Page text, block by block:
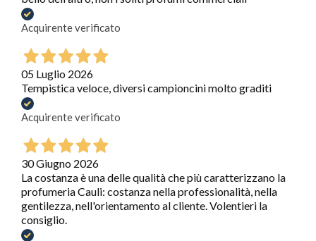
Acquirente verificato
05 Luglio 2026
Tempistica veloce, diversi campioncini molto graditi
Acquirente verificato
30 Giugno 2026
La costanza è una delle qualità che più caratterizzano la
profumeria Cauli: costanza nella professionalità, nella
gentilezza, nell'orientamento al cliente. Volentieri la
consiglio.